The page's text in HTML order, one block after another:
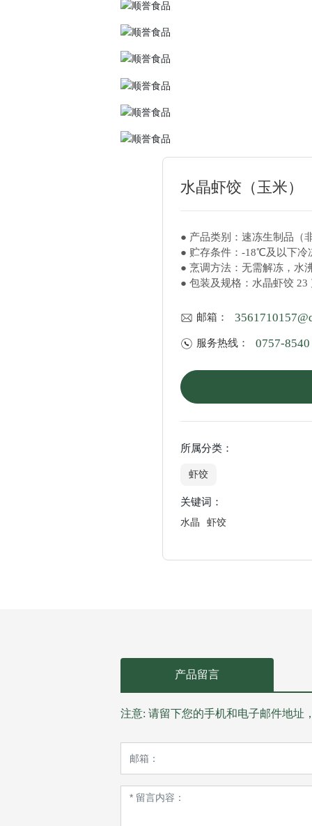
水晶虾饺（玉米）
● 产品类别：速冻生制品（
● 贮存条件：-18℃及以下冷
● 烹调方法：无需解冻，水
邮箱：
服务热线： 0757-
所属分类：
虾饺
关键词：
水晶 虾饺
产品留言
注意: 请留下您的手机和电子邮件地址